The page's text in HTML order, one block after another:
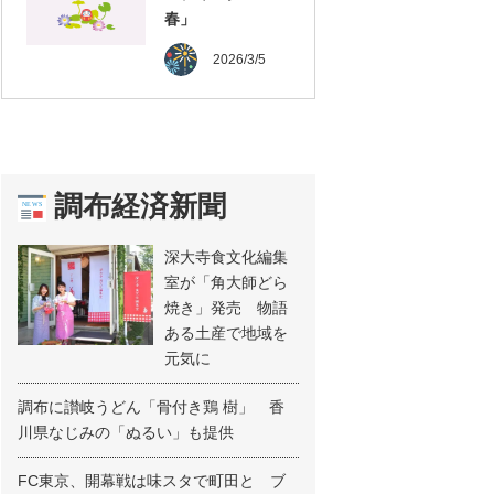
春」
2026/3/5
調布経済新聞
深大寺食文化編集
室が「角大師どら
焼き」発売 物語
ある土産で地域を
元気に
調布に讃岐うどん「骨付き鶏 樹」 香
川県なじみの「ぬるい」も提供
FC東京、開幕戦は味スタで町田と ブ